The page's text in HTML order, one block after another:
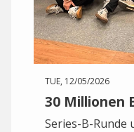
TUE, 12/05/2026
30 Millionen
Series-B-Runde